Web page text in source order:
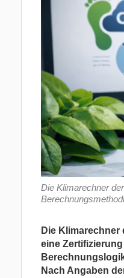
Die Klimarechner
Die
eine
Nach Angaben